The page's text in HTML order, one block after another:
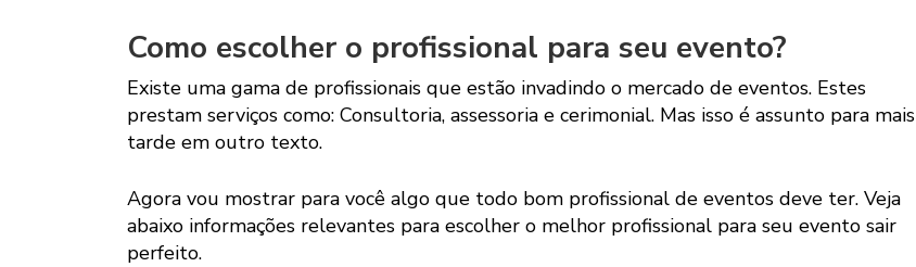
Como escolher o profissional para seu evento?
Existe uma gama de profissionais que estão invadindo o mercado de eventos. Estes
prestam serviços como: Consultoria, assessoria e cerimonial. Mas isso é assunto para mais
tarde em outro texto.
Agora vou mostrar para você algo que todo bom profissional de eventos deve ter. Veja
abaixo informações relevantes para escolher o melhor profissional para seu evento sair
perfeito.